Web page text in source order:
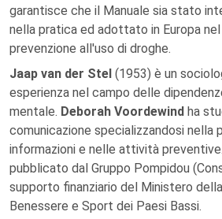
garantisce che il Manuale sia stato
nella pratica ed adottato in Europa
prevenzione all'uso di droghe.
Jaap van der Stel (1953) è un
esperienza nel campo delle
mentale. Deborah Voordewind ha
comunicazione specializzandosi nella
informazioni e nelle attività
pubblicato dal Gruppo Pompidou
supporto finanziario del Ministero
Benessere e Sport dei Paesi Bassi.